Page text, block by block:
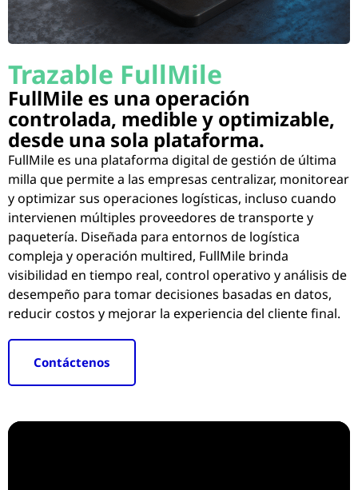
Trazable FullMile
FullMile es una operación
controlada, medible y optimizable,
desde una sola plataforma.
FullMile es una plataforma digital de gestión de última
milla que permite a las empresas centralizar, monitorear
y optimizar sus operaciones logísticas, incluso cuando
intervienen múltiples proveedores de transporte y
paquetería. Diseñada para entornos de logística
compleja y operación multired, FullMile brinda
visibilidad en tiempo real, control operativo y análisis de
desempeño para tomar decisiones basadas en datos,
reducir costos y mejorar la experiencia del cliente final.
Contáctenos